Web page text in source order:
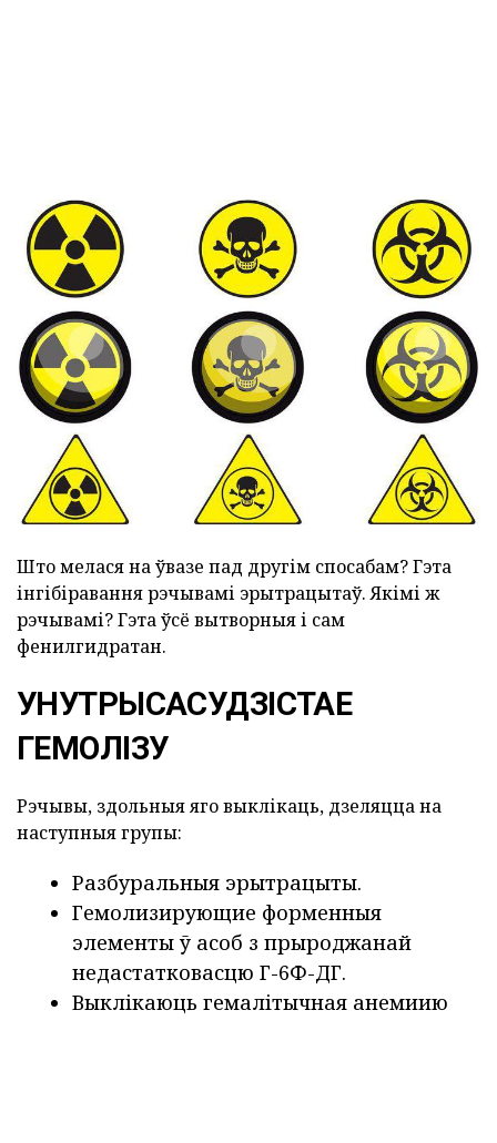
Што мелася на ўвазе пад другім спосабам? Гэта
інгібіравання рэчывамі эрытрацытаў. Якімі ж
рэчывамі? Гэта ўсё вытворныя і сам
фенилгидратан.
УНУТРЫСАСУДЗІСТАЕ
ГЕМОЛІЗУ
Рэчывы, здольныя яго выклікаць, дзеляцца на
наступныя групы:
Разбуральныя эрытрацыты.
Гемолизирующие форменныя
элементы ў асоб з прыроджанай
недастатковасцю Г-6Ф-ДГ.
Выклікаюць гемалітычная анемиию